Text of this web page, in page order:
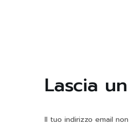
Lascia
Il tuo indirizzo email